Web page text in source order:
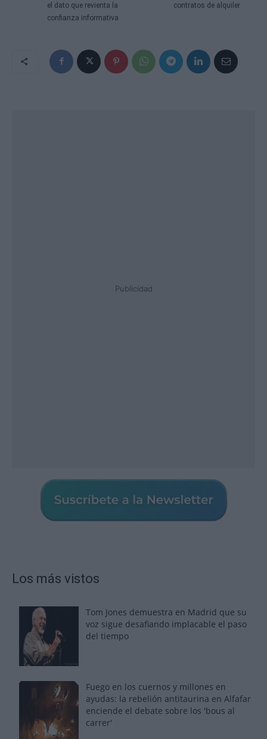
el dato que revienta la
confianza informativa
contratos de alquiler
Publicidad
Los más vistos
Tom Jones demuestra en Madrid que su
voz sigue desafiando implacable el paso
del tiempo
Fuego en los cuernos y millones en
ayudas: la rebelión antitaurina en Alfafar
enciende el debate sobre los 'bous al
carrer'